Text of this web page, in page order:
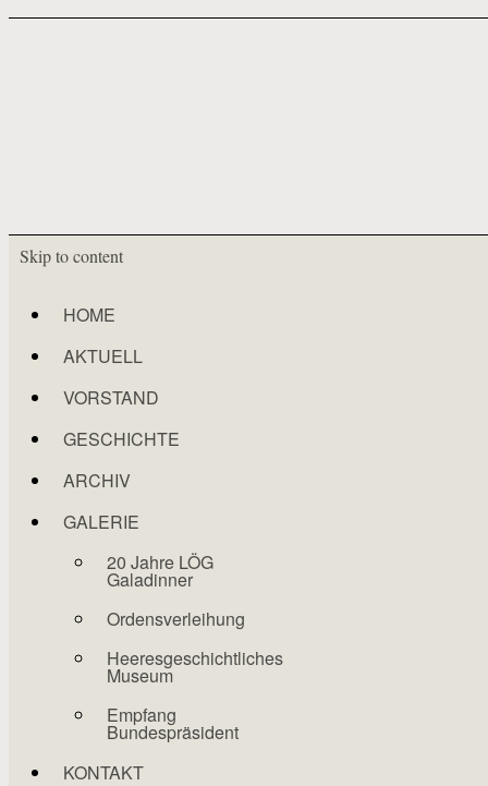
Skip to content
HOME
AKTUELL
VORSTAND
GESCHICHTE
ARCHIV
GALERIE
20 Jahre LÖG
Galadinner
Ordensverleihung
Heeresgeschichtliches
Museum
Empfang
Bundespräsident
KONTAKT